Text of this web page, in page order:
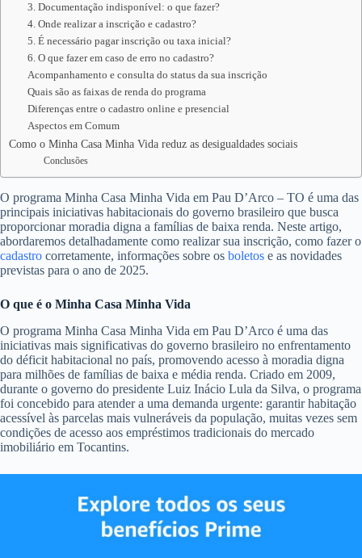
3. Documentação indisponível: o que fazer?
4. Onde realizar a inscrição e cadastro?
5. É necessário pagar inscrição ou taxa inicial?
6. O que fazer em caso de erro no cadastro?
Acompanhamento e consulta do status da sua inscrição
Quais são as faixas de renda do programa
Diferenças entre o cadastro online e presencial
Aspectos em Comum
Como o Minha Casa Minha Vida reduz as desigualdades sociais
Conclusões
O programa Minha Casa Minha Vida em Pau D’Arco – TO é uma das
principais iniciativas habitacionais do governo brasileiro que busca
proporcionar moradia digna a famílias de baixa renda. Neste artigo,
abordaremos detalhadamente como realizar sua inscrição, como fazer o
cadastro corretamente, informações sobre os boletos e as novidades
previstas para o ano de 2025.
O que é o Minha Casa Minha Vida
O programa Minha Casa Minha Vida em Pau D’Arco é uma das
iniciativas mais significativas do governo brasileiro no enfrentamento
do déficit habitacional no país, promovendo acesso à moradia digna
para milhões de famílias de baixa e média renda. Criado em 2009,
durante o governo do presidente Luiz Inácio Lula da Silva, o programa
foi concebido para atender a uma demanda urgente: garantir habitação
acessível às parcelas mais vulneráveis da população, muitas vezes sem
condições de acesso aos empréstimos tradicionais do mercado
imobiliário em Tocantins.